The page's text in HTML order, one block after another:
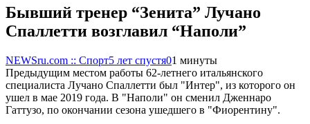
Бывший тренер “Зенита” Лучано
Спаллетти возглавил “Наполи”
NEWSru.com :: Спорт5 лет спустя01 минуты
Предыдущим местом работы 62-летнего итальянского
специалиста Лучано Спаллетти был "Интер", из которого он
ушел в мае 2019 года. В "Наполи" он сменил Дженнаро
Гаттузо, по окончании сезона ушедшего в "Фиорентину".